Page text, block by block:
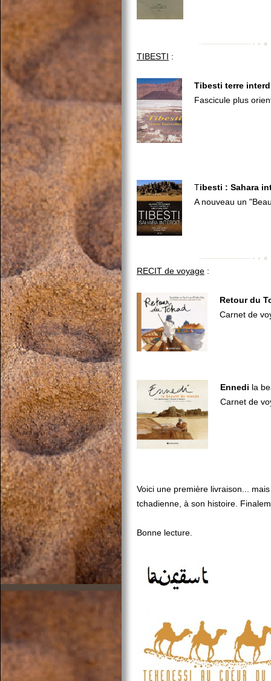
TIBESTI :
Tibesti terre
Fascicule plus
Tibesti : Sahara
A nouveau un
RECIT de voyage :
Retour du
Carnet de
Ennedi la
Carnet de
Voici une première livraison...
tchadienne, à son histoire.
Bonne lecture.